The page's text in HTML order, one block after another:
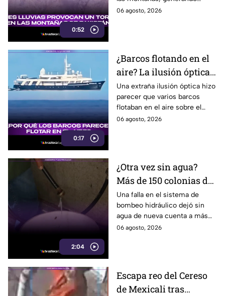
0:52
inundaciones y afectaciones
06 agosto, 2026
0:17
¿Barcos flotando en el
aire? La ilusión óptica
que sorprendió a
usuarios en redes
sociales
Una extraña ilusión óptica hizo
parecer que varios barcos
flotaban en el aire sobre el
mar, pero el fenómeno fue
06 agosto, 2026
2:04
¿Otra vez sin agua?
Más de 150 colonias de
Tijuana enfrentan
cortes por falla de
CESPT
Una falla en el sistema de
bombeo hidráulico dejó sin
agua de nueva cuenta a más
de 150 colonias de Tijuana,
06 agosto, 2026
Escapa reo del Cereso
de Mexicali tras